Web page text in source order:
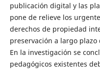
publicación digital y las
pone de relieve los
derechos de propiedad
preservación a largo
En la investigación se
pedagógicos existentes